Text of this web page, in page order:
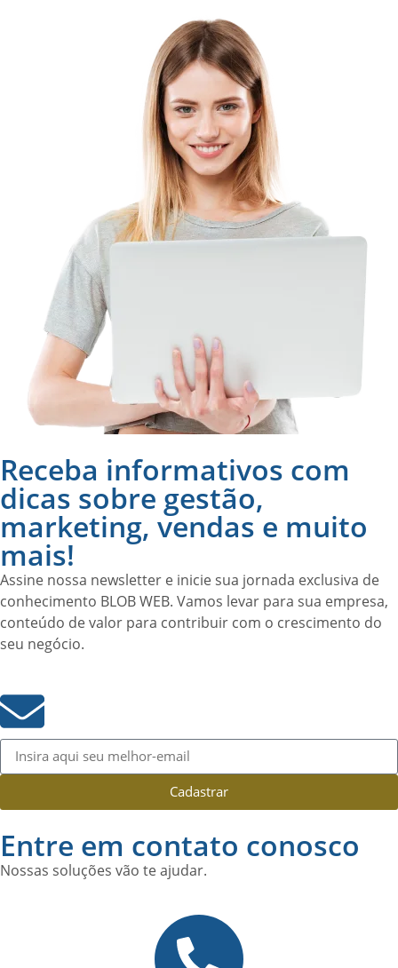
Receba informativos com
dicas sobre gestão,
marketing, vendas e muito
mais!
Assine nossa newsletter e inicie sua jornada exclusiva de
conhecimento BLOB WEB. Vamos levar para sua empresa,
conteúdo de valor para contribuir com o crescimento do
seu negócio.
Cadastrar
Entre em contato conosco
Nossas soluções vão te ajudar.